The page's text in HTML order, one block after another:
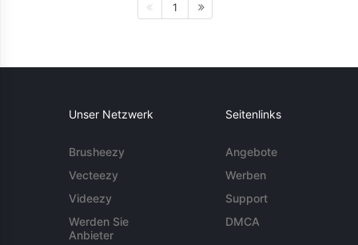
1
Unser Netzwerk
Brusheezy
Vecteezy
Videezy
Werden Sie
Anbieter
Seitenlinks
Angebote
Werben
Support
DMCA